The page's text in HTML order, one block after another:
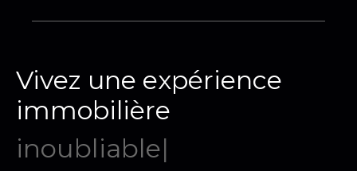
Vivez une expérience
immobilière
mémor|